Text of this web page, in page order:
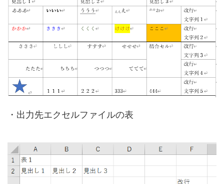
・出力先エクセルファイルの表